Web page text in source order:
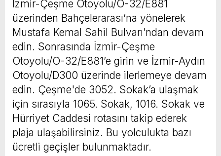
İzmir-Çeşme Otoyolu/O-32/E881
üzerinden Bahçelerarası’na yönelerek
Mustafa Kemal Sahil Bulvarı’ndan devam
edin. Sonrasında İzmir-Çeşme
Otoyolu/O-32/E881’e girin ve İzmir-Aydın
Otoyolu/D300 üzerinde ilerlemeye devam
edin. Çeşme'de 3052. Sokak’a ulaşmak
için sırasıyla 1065. Sokak, 1016. Sokak ve
Hürriyet Caddesi rotasını takip ederek
plaja ulaşabilirsiniz. Bu yolculukta bazı
ücretli geçişler bulunmaktadır.